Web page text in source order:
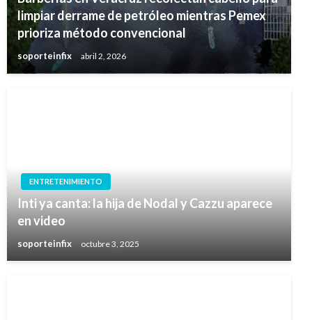
limpiar derrame de petróleo mientras Pemex
prioriza método convencional
soporteinfix abril 2, 2026
ENTRETENIMIENTO
Inti ya canta: la hija de Nodal y Cazzu aparece
en video
soporteinfix octubre 3, 2025